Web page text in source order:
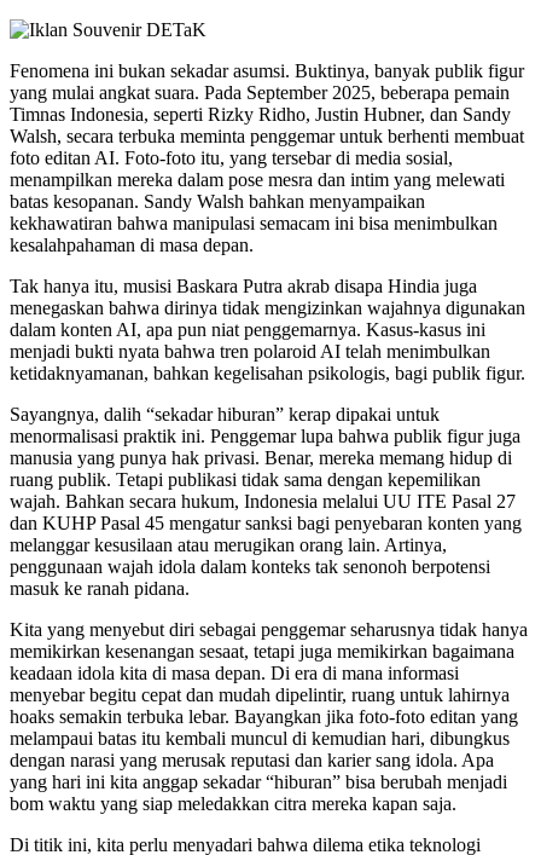
Fenomena ini bukan sekadar asumsi. Buktinya, banyak publik figur
yang mulai angkat suara. Pada September 2025, beberapa pemain
Timnas Indonesia, seperti Rizky Ridho, Justin Hubner, dan Sandy
Walsh, secara terbuka meminta penggemar untuk berhenti membuat
foto editan AI. Foto-foto itu, yang tersebar di media sosial,
menampilkan mereka dalam pose mesra dan intim yang melewati
batas kesopanan. Sandy Walsh bahkan menyampaikan
kekhawatiran bahwa manipulasi semacam ini bisa menimbulkan
kesalahpahaman di masa depan.
Tak hanya itu, musisi Baskara Putra akrab disapa Hindia juga
menegaskan bahwa dirinya tidak mengizinkan wajahnya digunakan
dalam konten AI, apa pun niat penggemarnya. Kasus-kasus ini
menjadi bukti nyata bahwa tren polaroid AI telah menimbulkan
ketidaknyamanan, bahkan kegelisahan psikologis, bagi publik figur.
Sayangnya, dalih “sekadar hiburan” kerap dipakai untuk
menormalisasi praktik ini. Penggemar lupa bahwa publik figur juga
manusia yang punya hak privasi. Benar, mereka memang hidup di
ruang publik. Tetapi publikasi tidak sama dengan kepemilikan
wajah. Bahkan secara hukum, Indonesia melalui UU ITE Pasal 27
dan KUHP Pasal 45 mengatur sanksi bagi penyebaran konten yang
melanggar kesusilaan atau merugikan orang lain. Artinya,
penggunaan wajah idola dalam konteks tak senonoh berpotensi
masuk ke ranah pidana.
Kita yang menyebut diri sebagai penggemar seharusnya tidak hanya
memikirkan kesenangan sesaat, tetapi juga memikirkan bagaimana
keadaan idola kita di masa depan. Di era di mana informasi
menyebar begitu cepat dan mudah dipelintir, ruang untuk lahirnya
hoaks semakin terbuka lebar. Bayangkan jika foto-foto editan yang
melampaui batas itu kembali muncul di kemudian hari, dibungkus
dengan narasi yang merusak reputasi dan karier sang idola. Apa
yang hari ini kita anggap sekadar “hiburan” bisa berubah menjadi
bom waktu yang siap meledakkan citra mereka kapan saja.
Di titik ini, kita perlu menyadari bahwa dilema etika teknologi